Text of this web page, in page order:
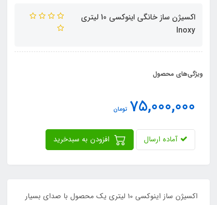
اکسیژن ساز خانگی اینوکسی 10 لیتری
Inoxy
ویژگی‌های محصول
75,000,000 تومان
آماده ارسال
اکسیژن ساز اینوکسی 10 لیتری یک محصول با صدای بسیار